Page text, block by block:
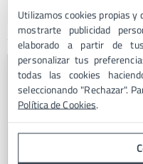
Email y SMS Marketing
Utilizamos cookies propias
mostrarte publicidad
elaborado a partir de
personalizar tus
todas las cookies
seleccionando "Rechazar".
Política de Cookies.